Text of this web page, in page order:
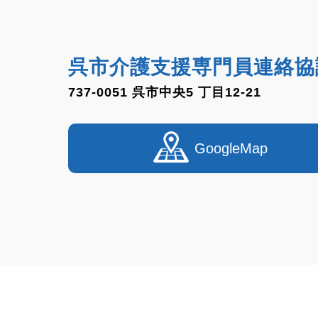
呉市介護支援専門員連絡
737-0051 呉市中央5 丁目12-21
GoogleMap